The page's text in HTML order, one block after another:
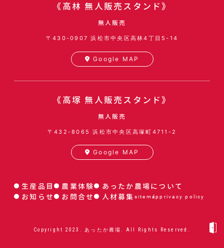
《高林 無人販売スタンド》
無人販売
〒430-0907 浜松市中央区高林4丁目5-14
Google MAP
《高塚 無人販売スタンド》
無人販売
〒432-8065 浜松市中央区高塚町4711-2
Google MAP
生産品目 農業体験
あったか農場について
お知らせ
お問合せ 人材募集 sitemapprivacy policy
Copyright 2023. あったか農場. All Rights Reserved.